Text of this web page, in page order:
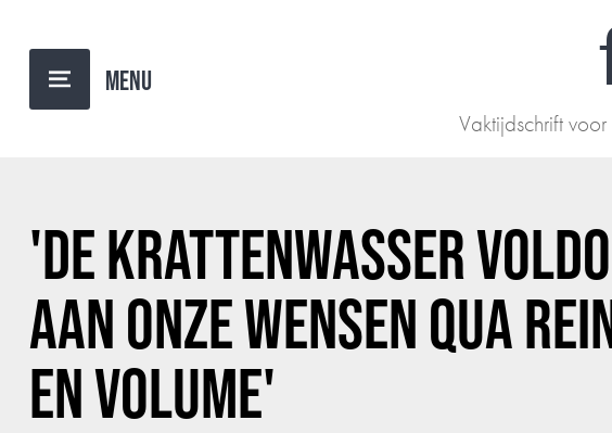
Vaktijdschrift
'DE KRATTENWASSER
AAN ONZE WENSEN QUA
EN VOLUME'